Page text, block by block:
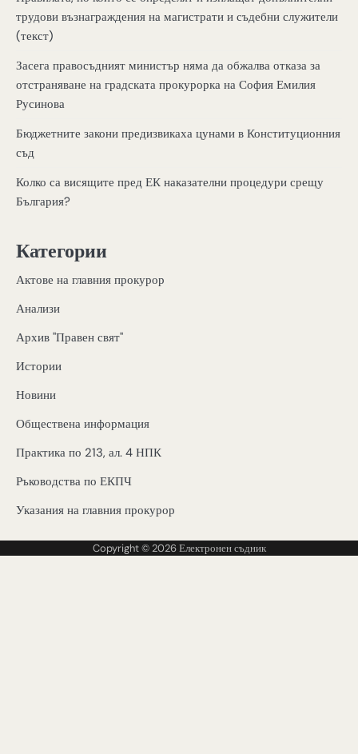
трудови възнаграждения на магистрати и съдебни служители
(текст)
Засега правосъдният министър няма да обжалва отказа за
отстраняване на градската прокурорка на София Емилия
Русинова
Бюджетните закони предизвикаха цунами в Конституционния
съд
Колко са висящите пред ЕК наказателни процедури срещу
България?
Категории
Актове на главния прокурор
Анализи
Архив "Правен свят"
Истории
Новини
Обществена информация
Практика по 213, ал. 4 НПК
Ръководства по ЕКПЧ
Указания на главния прокурор
Copyright © 2026Електронен съдник